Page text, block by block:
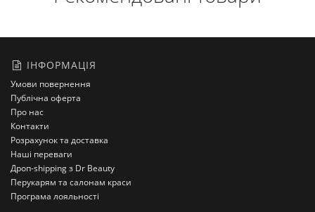
ІНФОРМАЦІЯ
Умови повернення
Публічна оферта
Про нас
Контакти
Розрахунок та доставка
Наші переваги
Дроп-shipping з Dr Beauty
Перукарям та салонам краси
Програма лояльності